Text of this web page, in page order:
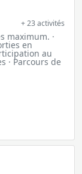
+ 23 activités
maximum. ·
en
au
· Parcours de